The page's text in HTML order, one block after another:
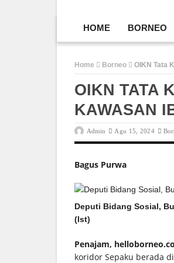
HOME BORNEO
Home Borneo OIKN Tata
OIKN TATA
KAWASAN
Admin Agu 15, 2024
Bagus Purwa
Deputi Bidang Sosial,
(Ist)
Penajam,
koridor Sepaku berada